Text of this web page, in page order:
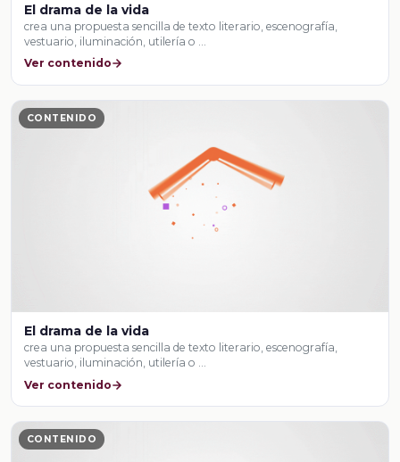
El drama de la vida
crea una propuesta sencilla de texto literario, escenografía,
vestuario, iluminación, utilería o …
Ver contenido
CONTENIDO
El drama de la vida
crea una propuesta sencilla de texto literario, escenografía,
vestuario, iluminación, utilería o …
Ver contenido
CONTENIDO